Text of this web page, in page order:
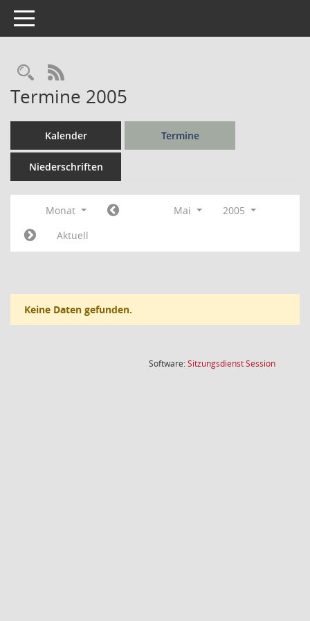
Toggle navigation
Rechercheauswahl
RSS-Feed
Termine 2005
Kalender Termine
Niederschriften
Monat Mai
2005
Aktuell
Keine Daten gefunden.
Software:SitzungsdienstSession(Wird in